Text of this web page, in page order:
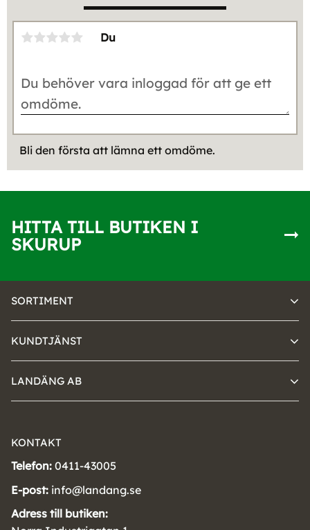
Du
Bli den första att lämna ett omdöme.
HITTA TILL BUTIKEN I
SKURUP
SORTIMENT
KUNDTJÄNST
LANDÄNG AB
KONTAKT
Telefon: 0411-43005
E-post: info@landang.se
Adress till butiken: